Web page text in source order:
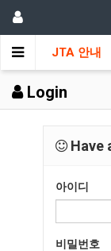
JTA 안내
Login
Have
아이디
비밀번호